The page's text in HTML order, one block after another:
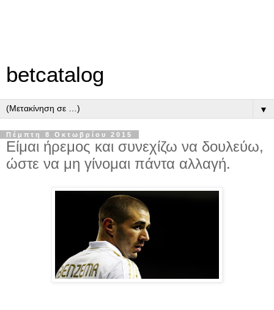
betcatalog
▼
Πέμπτη 8 Οκτωβρίου 2015
Είμαι ήρεμος και συνεχίζω να δουλεύω,
ώστε να μη γίνομαι πάντα αλλαγή.